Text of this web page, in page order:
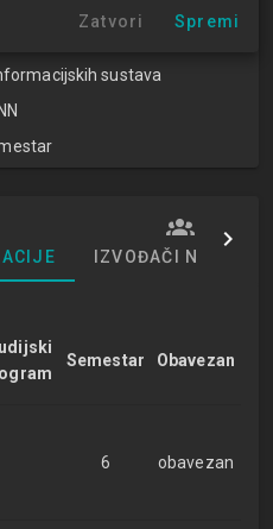
Zabok
sustava
NN
IZVOĐAČI NASTAVE
Semestar Obavezan
6 obavezan
Zatvori Spremi